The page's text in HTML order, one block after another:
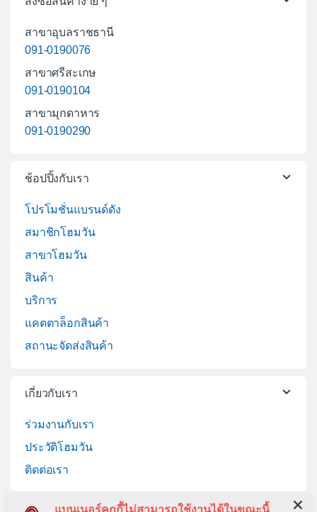
สาขาอุบลราชธานี
091-0190076
สาขาศรีสะเกษ
091-0190104
สาขามุกดาหาร
091-0190290
ช้อปปิ้งกับเรา
โปรโมชั่นแบรนด์ดัง
สมาชิกโฮมวัน
สาขาโฮมวัน
สินค้า
บริการ
แคตตาล็อกสินค้า
สถานะจัดส่งสินค้า
เกี่ยวกับเรา
ร่วมงานกับเรา
ประวัติโฮมวัน
ติดต่อเรา
แบนเนอร์คุกกี้ไม่สามารถใช้งานได้ในขณะนี้